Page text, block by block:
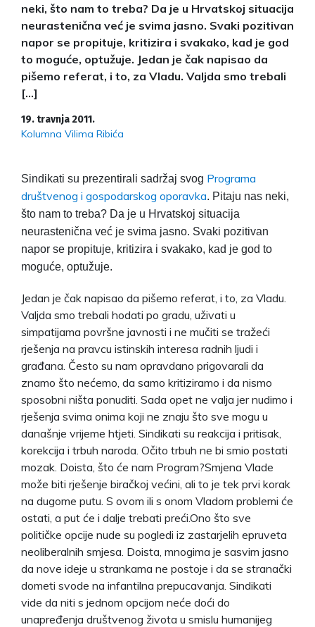
neki, što nam to treba? Da je u Hrvatskoj situacija
neurastenična već je svima jasno. Svaki pozitivan
napor se propituje, kritizira i svakako, kad je god
to moguće, optužuje. Jedan je čak napisao da
pišemo referat, i to, za Vladu. Valjda smo trebali
[…]
19. travnja 2011.
Kolumna Vilima Ribića
Sindikati su prezentirali sadržaj svog Programa
društvenog i gospodarskog oporavka. Pitaju nas neki,
što nam to treba? Da je u Hrvatskoj situacija
neurastenična već je svima jasno. Svaki pozitivan
napor se propituje, kritizira i svakako, kad je god to
moguće, optužuje.
Jedan je čak napisao da pišemo referat, i to, za Vladu.
Valjda smo trebali hodati po gradu, uživati u
simpatijama površne javnosti i ne mučiti se tražeći
rješenja na pravcu istinskih interesa radnih ljudi i
građana. Često su nam opravdano prigovarali da
znamo što nećemo, da samo kritiziramo i da nismo
sposobni ništa ponuditi. Sada opet ne valja jer nudimo i
rješenja svima onima koji ne znaju što sve mogu u
današnje vrijeme htjeti. Sindikati su reakcija i pritisak,
korekcija i trbuh naroda. Očito trbuh ne bi smio postati
mozak. Doista, što će nam Program?Smjena Vlade
može biti rješenje biračkoj većini, ali to je tek prvi korak
na dugome putu. S ovom ili s onom Vladom problemi će
ostati, a put će i dalje trebati preći.Ono što sve
političke opcije nude su pogledi iz zastarjelih epruveta
neoliberalnih smjesa. Doista, mnogima je sasvim jasno
da nove ideje u strankama ne postoje i da se stranački
dometi svode na infantilna prepucavanja. Sindikati
vide da niti s jednom opcijom neće doći do
unapređenja društvenog života u smislu humanijeg